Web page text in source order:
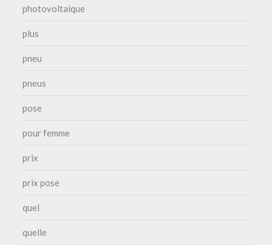
photovoltaique
plus
pneu
pneus
pose
pour femme
prix
prix pose
quel
quelle